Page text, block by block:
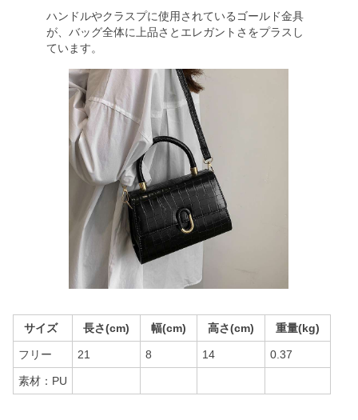
ハンドルやクラスプに使用されているゴールド金具
が、バッグ全体に上品さとエレガントさをプラスし
ています。
サイズ 長さ(cm) 幅(cm) 高さ(cm) 重量(kg)
フリー 21 8 14 0.37
素材：PU